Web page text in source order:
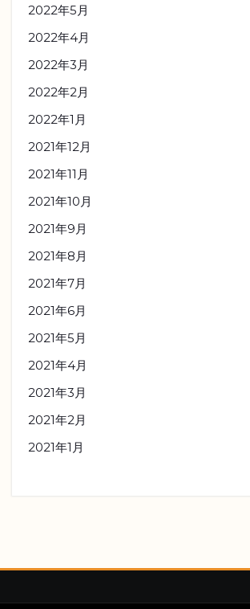
2022年5月
2022年4月
2022年3月
2022年2月
2022年1月
2021年12月
2021年11月
2021年10月
2021年9月
2021年8月
2021年7月
2021年6月
2021年5月
2021年4月
2021年3月
2021年2月
2021年1月